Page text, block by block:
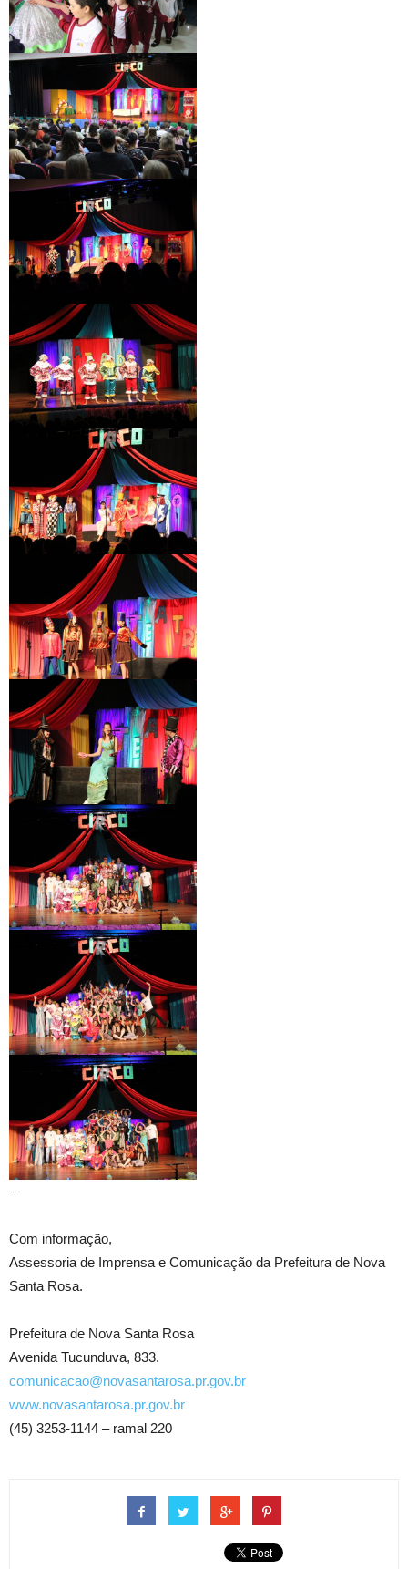
–
Com informação,
Assessoria de Imprensa e Comunicação da Prefeitura de Nova
Santa Rosa.
Prefeitura de Nova Santa Rosa
Avenida Tucunduva, 833.
comunicacao@novasantarosa.pr.gov.br
www.novasantarosa.pr.gov.br
(45) 3253-1144 – ramal 220